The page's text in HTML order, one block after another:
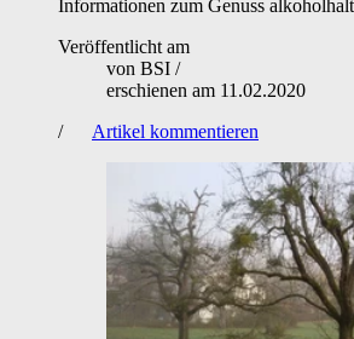
Informationen zum Genuss
Veröffentlicht am
von BSI /
erschienen am 11.02.2020
/
Artikel kommentieren